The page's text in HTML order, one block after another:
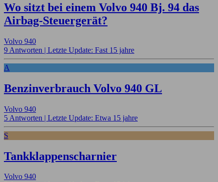
Wo sitzt bei einem Volvo 940 Bj. 94 das
Airbag-Steuergerät?
Volvo 940
9 Antworten | Letzte Update: Fast 15 jahre
A
Benzinverbrauch Volvo 940 GL
Volvo 940
5 Antworten | Letzte Update: Etwa 15 jahre
S
Tankklappenscharnier
Volvo 940